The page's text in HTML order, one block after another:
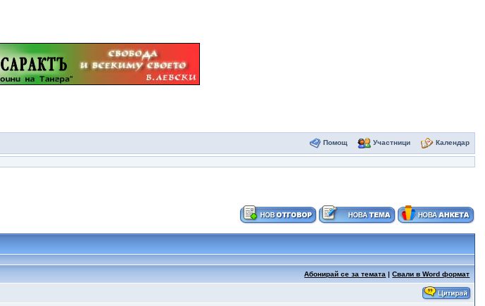
Помощ Участници Календар
Абонирай се за темата |Свали в Word формат